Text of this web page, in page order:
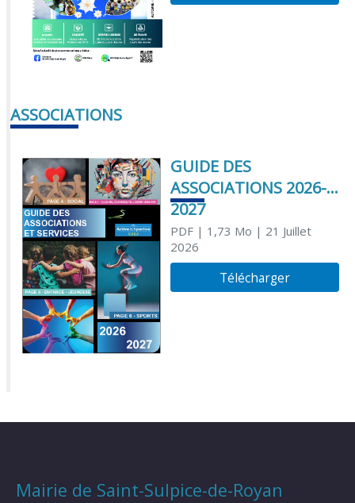
ASSOCIATIONS
GUIDE DES
ASSOCIATIONS 2026-
2027
PDF| 1,73 Mo | 21 Juillet
2026
Télécharger
Mairie de Saint-Sulpice-de-Royan